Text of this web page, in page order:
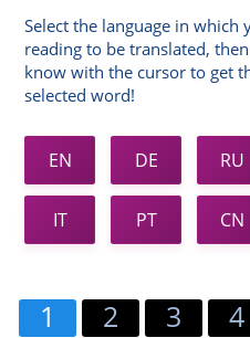
Select the language in
reading to be translated,
know with the cursor to get
selected word!
EN DE RU
IT PT CN
1 2 3 4